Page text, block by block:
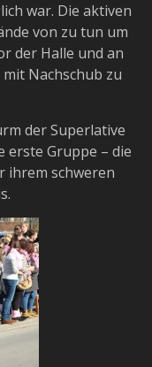
war. Die aktiven
von zu tun um
der Halle und an
Nachschub zu
der Superlative
erste Gruppe – die
ihrem schweren